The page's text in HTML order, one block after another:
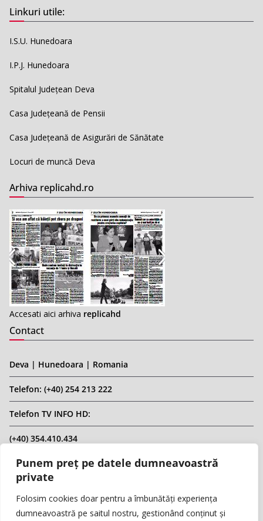
Punem preț pe datele dumneavoastră
private
Folosim cookies doar pentru a îmbunătăți experiența
dumneavoastră pe saitul nostru, gestionând conținut și
Linkuri utile:
I.S.U. Hunedoara
I.P.J. Hunedoara
Spitalul Județean Deva
Casa Județeană de Pensii
Casa Județeană de Asigurări de Sănătate
Locuri de muncă Deva
Arhiva replicahd.ro
Accesati aici arhiva replicahd
Contact
Deva | Hunedoara | Romania
Telefon: (+40) 254 213 222
Telefon TV INFO HD:
(+40) 354.410.434
Email: infohd20@gmail.com
Website: www.replicahd.ro